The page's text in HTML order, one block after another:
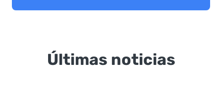
Últimas noticias